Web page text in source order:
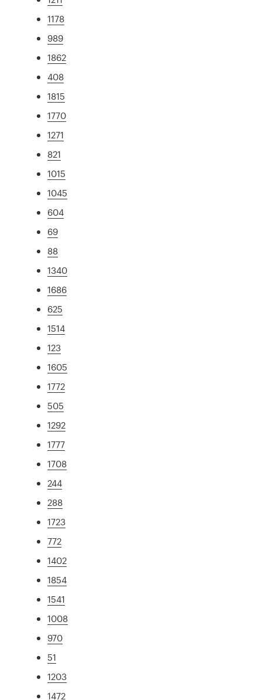
1178
989
1862
408
1815
1770
1271
821
1015
1045
604
69
88
1340
1686
625
1514
123
1605
1772
505
1292
1777
1708
244
288
1723
772
1402
1854
1541
1008
970
51
1203
1472